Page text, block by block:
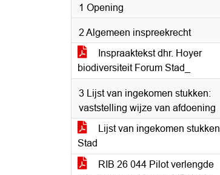
1 Opening
2 Algemeen inspreekrecht
Inspraaktekst dhr. Hoyer
biodiversiteit Forum Stad_
3 Lijst van ingekomen stukken:
vaststelling wijze van afdoening
Lijst van ingekomen stukken
Stad
RIB 26 044 Pilot verlengde